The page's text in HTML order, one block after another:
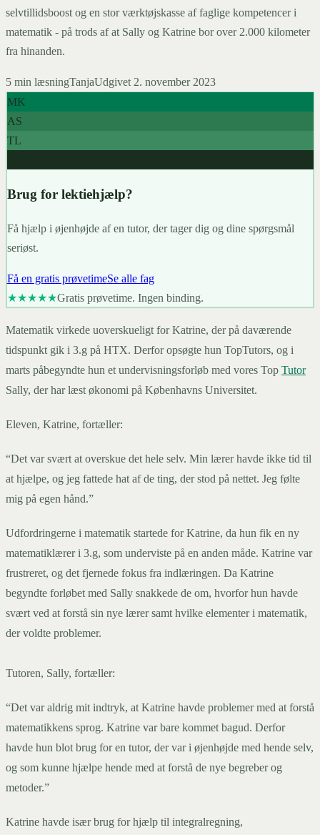
selvtillidsboost og en stor værktøjskasse af faglige kompetencer i
matematik - på trods af at Sally og Katrine bor over 2.000 kilometer
fra hinanden.
5 min læsningTanjaUdgivet 2. november 2023
MK
AS
TL
Brug for lektiehjælp?
Få hjælp i øjenhøjde af en tutor, der tager dig og dine spørgsmål
seriøst.
Få en gratis prøvetimeSe alle fag
★★★★★Gratis prøvetime. Ingen binding.
Matematik virkede uoverskueligt for Katrine, der på daværende
tidspunkt gik i 3.g på HTX. Derfor opsøgte hun TopTutors, og i
marts påbegyndte hun et undervisningsforløb med vores Top Tutor
Sally, der har læst økonomi på Københavns Universitet.
Eleven, Katrine, fortæller:
“Det var svært at overskue det hele selv. Min lærer havde ikke tid til
at hjælpe, og jeg fattede hat af de ting, der stod på nettet. Jeg følte
mig på egen hånd.”
Udfordringerne i matematik startede for Katrine, da hun fik en ny
matematiklærer i 3.g, som underviste på en anden måde. Katrine var
frustreret, og det fjernede fokus fra indlæringen. Da Katrine
begyndte forløbet med Sally snakkede de om, hvorfor hun havde
svært ved at forstå sin nye lærer samt hvilke elementer i matematik,
der voldte problemer.
Tutoren, Sally, fortæller:
“Det var aldrig mit indtryk, at Katrine havde problemer med at forstå
matematikkens sprog. Katrine var bare kommet bagud. Derfor
havde hun blot brug for en tutor, der var i øjenhøjde med hende selv,
og som kunne hjælpe hende med at forstå de nye begreber og
metoder.”
Katrine havde især brug for hjælp til integralregning,